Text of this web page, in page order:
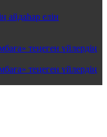
айдаһар елін
теңеген үйлердің
теңеген үйлердің